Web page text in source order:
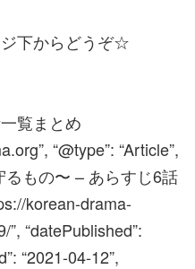
ジ下からどうぞ☆
覧まとめ
“@type”: “Article”,
るもの〜 – あらすじ6話
korean-drama-
“datePublished”:
“2021-04-12”,